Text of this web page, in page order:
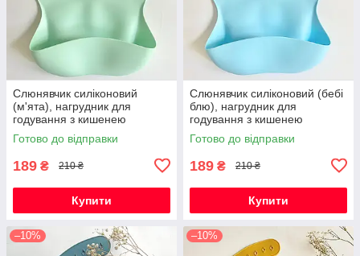
Слюнявчик силіконовий
(м'ята), нагрудник для
годування з кишенею
Готово до відправки
189 ₴ 210 ₴
Купити
Слюнявчик силіконовий (бебі
блю), нагрудник для
годування з кишенею
Готово до відправки
189 ₴ 210 ₴
Купити
–10% –10%